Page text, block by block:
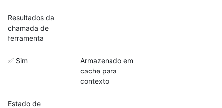
Resultados da
chamada de
ferramenta
✅ Sim
Armazenado em
cache para
contexto
Estado de